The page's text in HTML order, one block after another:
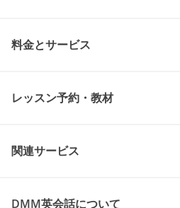
料金とサービス
レッスン予約・教材
関連サービス
DMM英会話について